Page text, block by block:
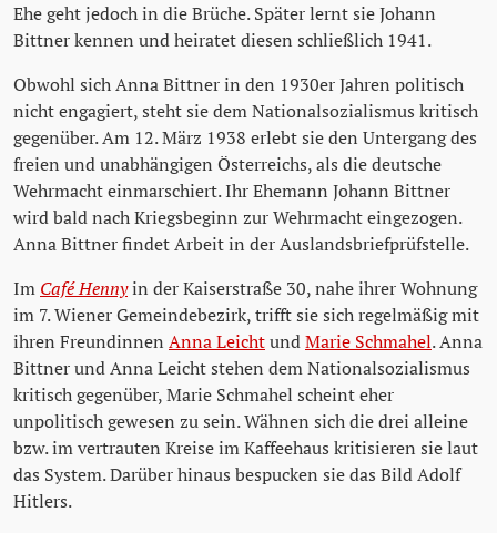
Ehe geht jedoch in die Brüche. Später lernt sie Johann
Bittner kennen und heiratet diesen schließlich 1941.
Obwohl sich Anna Bittner in den 1930er Jahren politisch
nicht engagiert, steht sie dem Nationalsozialismus kritisch
gegenüber. Am 12. März 1938 erlebt sie den Untergang des
freien und unabhängigen Österreichs, als die deutsche
Wehrmacht einmarschiert. Ihr Ehemann Johann Bittner
wird bald nach Kriegsbeginn zur Wehrmacht eingezogen.
Anna Bittner findet Arbeit in der Auslandsbriefprüfstelle.
Im Café Hennyin der Kaiserstraße 30, nahe ihrer Wohnung
im 7. Wiener Gemeindebezirk, trifft sie sich regelmäßig mit
ihren Freundinnen Anna LeichtundMarie Schmahel. Anna
Bittner und Anna Leicht stehen dem Nationalsozialismus
kritisch gegenüber, Marie Schmahel scheint eher
unpolitisch gewesen zu sein. Wähnen sich die drei alleine
bzw. im vertrauten Kreise im Kaffeehaus kritisieren sie laut
das System. Darüber hinaus bespucken sie das Bild Adolf
Hitlers.